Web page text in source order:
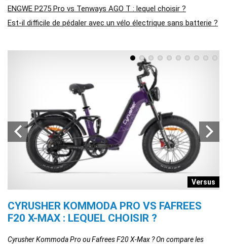
ENGWE P275 Pro vs Tenways AGO T : lequel choisir ?
Est-il difficile de pédaler avec un vélo électrique sans batterie ?
Versus
CYRUSHER KOMMODA PRO VS FAFREES
F20 X-MAX : LEQUEL CHOISIR ?
Cyrusher Kommoda Pro ou Fafrees F20 X-Max ? On compare les